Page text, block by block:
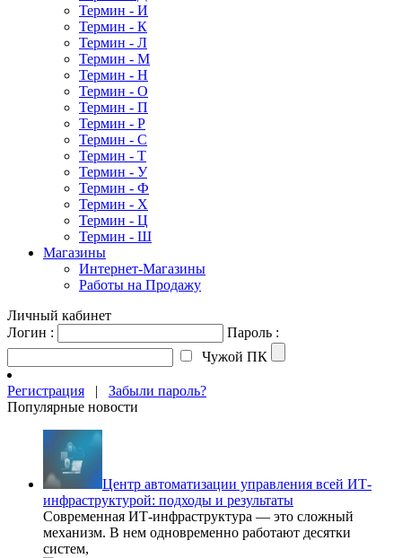
Термин - И
Термин - К
Термин - Л
Термин - М
Термин - Н
Термин - О
Термин - П
Термин - Р
Термин - С
Термин - Т
Термин - У
Термин - Ф
Термин - Х
Термин - Ц
Термин - Ш
Магазины
Интернет-Магазины
Работы на Продажу
Личный кабинет
Логин :
Пароль :
Чужой ПК
Регистрация | Забыли пароль?
Популярные новости
Центр автоматизации управления всей ИТ-
инфраструктурой: подходы и результаты
Современная ИТ-инфраструктура — это сложный
механизм. В нем одновременно работают десятки
систем,